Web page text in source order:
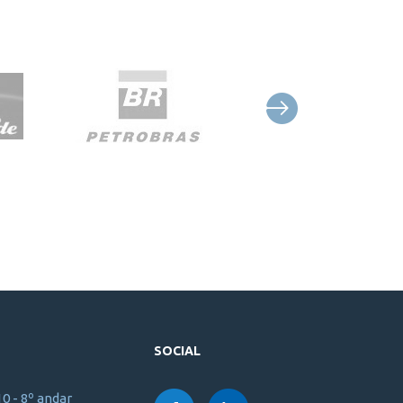
- 8º andar
SOCIAL